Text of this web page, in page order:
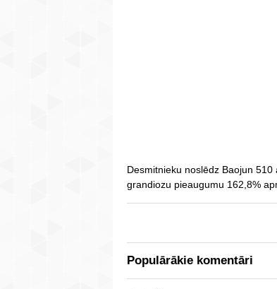
Desmitnieku noslēdz Baojun
grandiozu pieaugumu 162,8%
Populārākie komentāri